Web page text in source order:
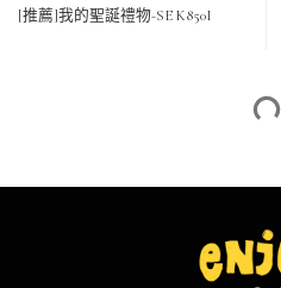
[推薦]我的聖誕禮物-SE K850I